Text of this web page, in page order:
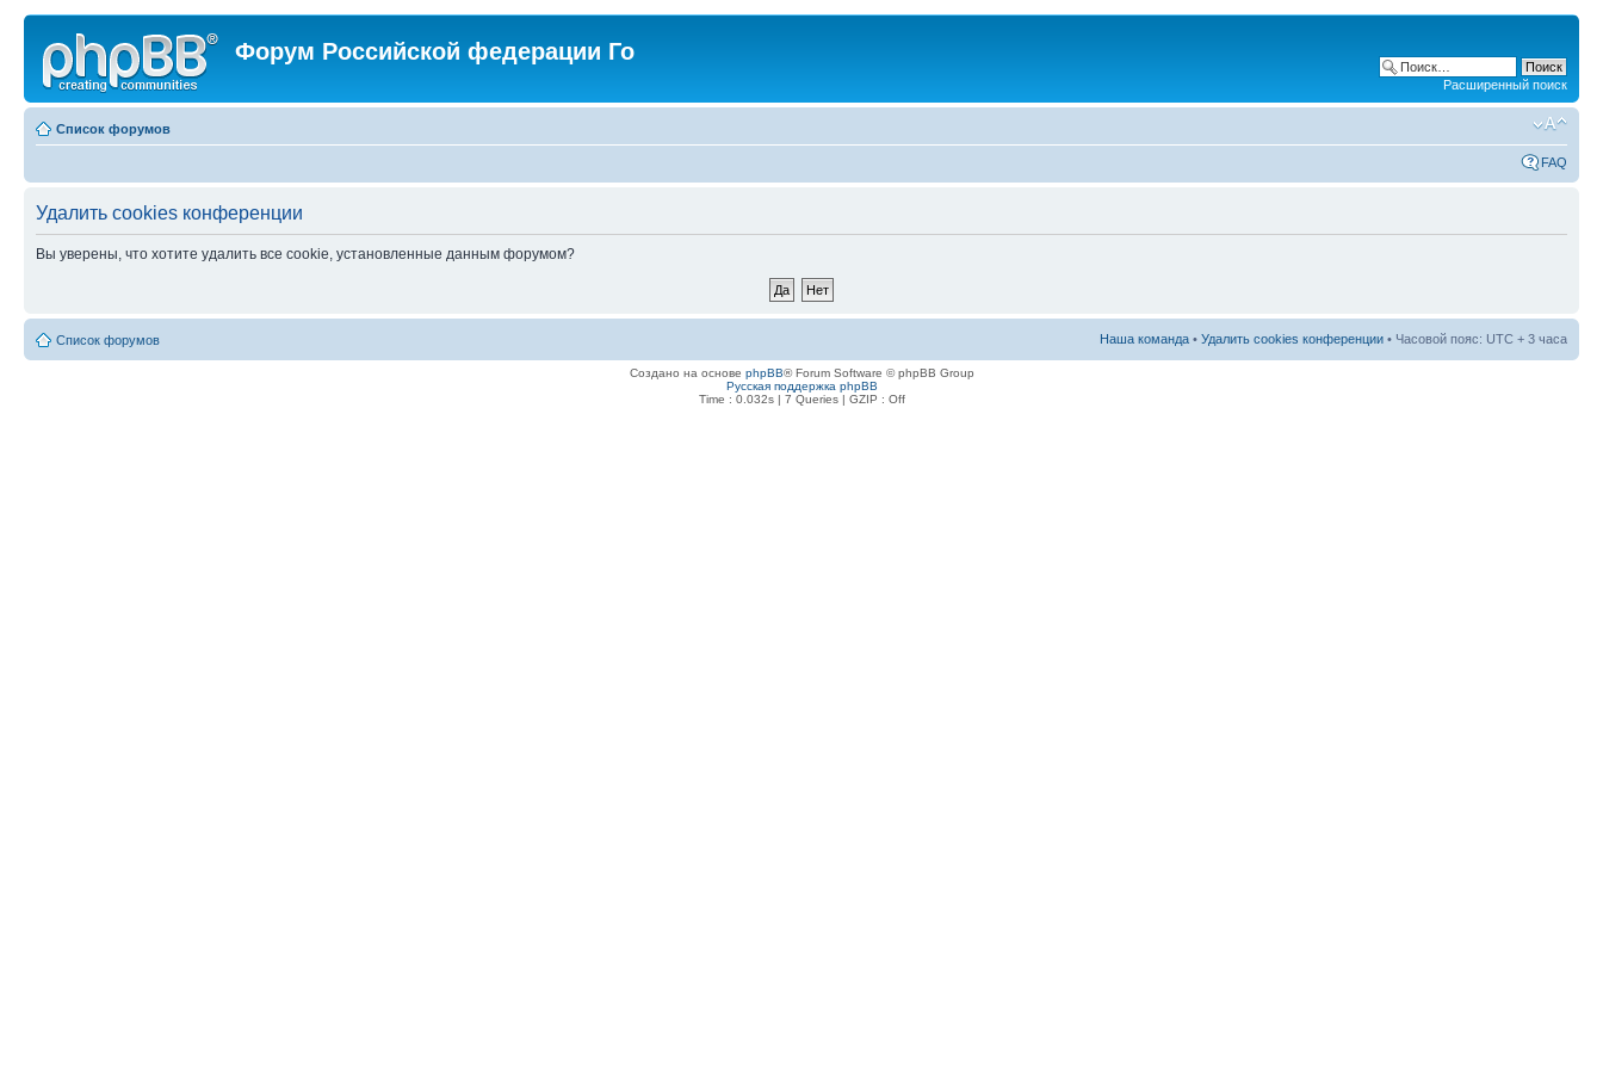
Форум Российской федерации Го
Расширенный поиск
Список форумов
FAQ
Удалить cookies конференции
Вы уверены, что хотите удалить все cookie, установленные данным форумом?
Список форумов Наша команда • Удалить cookies конференции • Часовой пояс: UTC + 3 часа
Создано на основе phpBB® Forum Software © phpBB Group
Русская поддержка phpBB
Time : 0.032s | 7 Queries | GZIP : Off